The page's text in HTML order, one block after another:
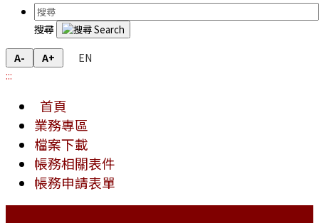
搜尋
A- A+
EN
:::
首頁
業務專區
檔案下載
帳務相關表件
帳務申請表單